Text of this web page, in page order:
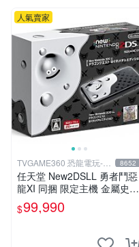
人氣賣家
TVGAME360 恐龍電玩-台
中店
8652
任天堂 New2DSLL 勇者鬥惡
龍XI 同捆 限定主機 金屬史萊
姆 (送充電器+保護貼)【台中
恐龍電玩】
$99,990